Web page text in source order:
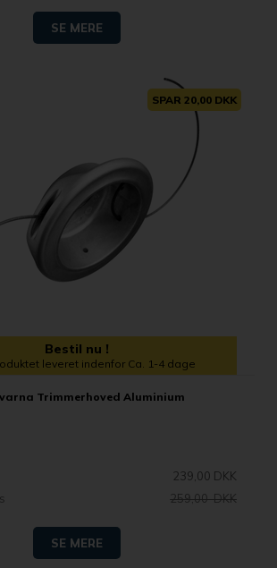
SE MERE
SPAR 20,00 DKK
Bestil nu !
leveret indenfor Ca. 1-4 dage
Trimmerhoved Aluminium
239,00 DKK
259,00 DKK
SE MERE